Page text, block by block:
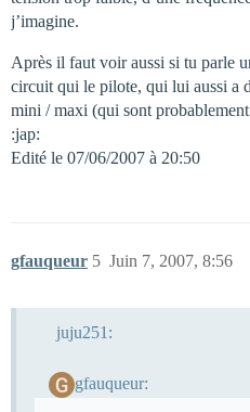
j’imagine.
Après il faut voir aussi si tu parle
circuit qui le pilote, qui lui aussi a
mini / maxi (qui sont
:jap:
Edité le 07/06/2007 à 20:50
gfauqueur Juin 7, 2007, 8:56
5
juju251:
gfauqueur: